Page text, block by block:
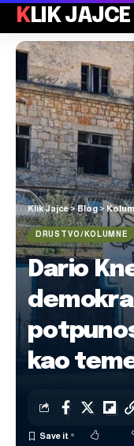
KLIK JAJCE
Klik Jajce>Blog>
DRUSTVO/KOLUMNE
Dario
kao